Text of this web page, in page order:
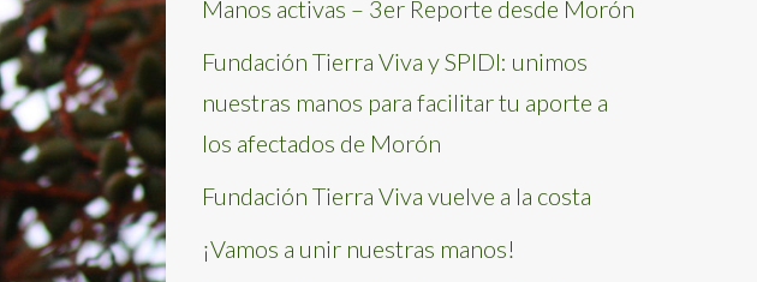
Manos activas – 3er Reporte desde Morón
Fundación Tierra Viva y SPIDI: unimos
nuestras manos para facilitar tu aporte a
los afectados de Morón
Fundación Tierra Viva vuelve a la costa
¡Vamos a unir nuestras manos!